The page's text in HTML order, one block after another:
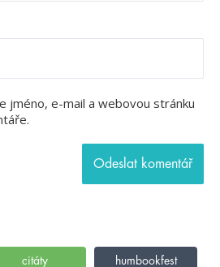
jméno, e-mail a webovou stránku
citáty humbookfest